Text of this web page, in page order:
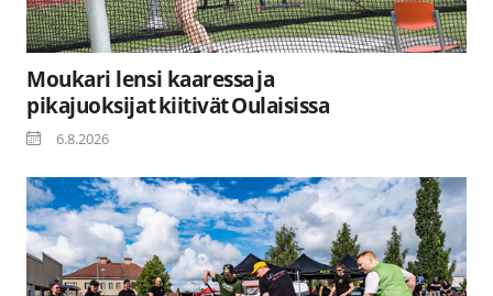
Moukari lensi kaaressa ja
pikajuoksijat kiitivät Oulaisissa
6.8.2026